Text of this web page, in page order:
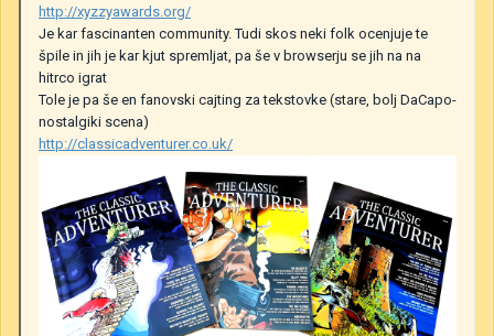
http://xyzzyawards.org/
Je kar fascinanten community. Tudi skos neki folk ocenjuje te
špile in jih je kar kjut spremljat, pa še v browserju se jih na na
hitrco igrat
Tole je pa še en fanovski cajting za tekstovke (stare, bolj DaCapo-
nostalgiki scena)
http://classicadventurer.co.uk/